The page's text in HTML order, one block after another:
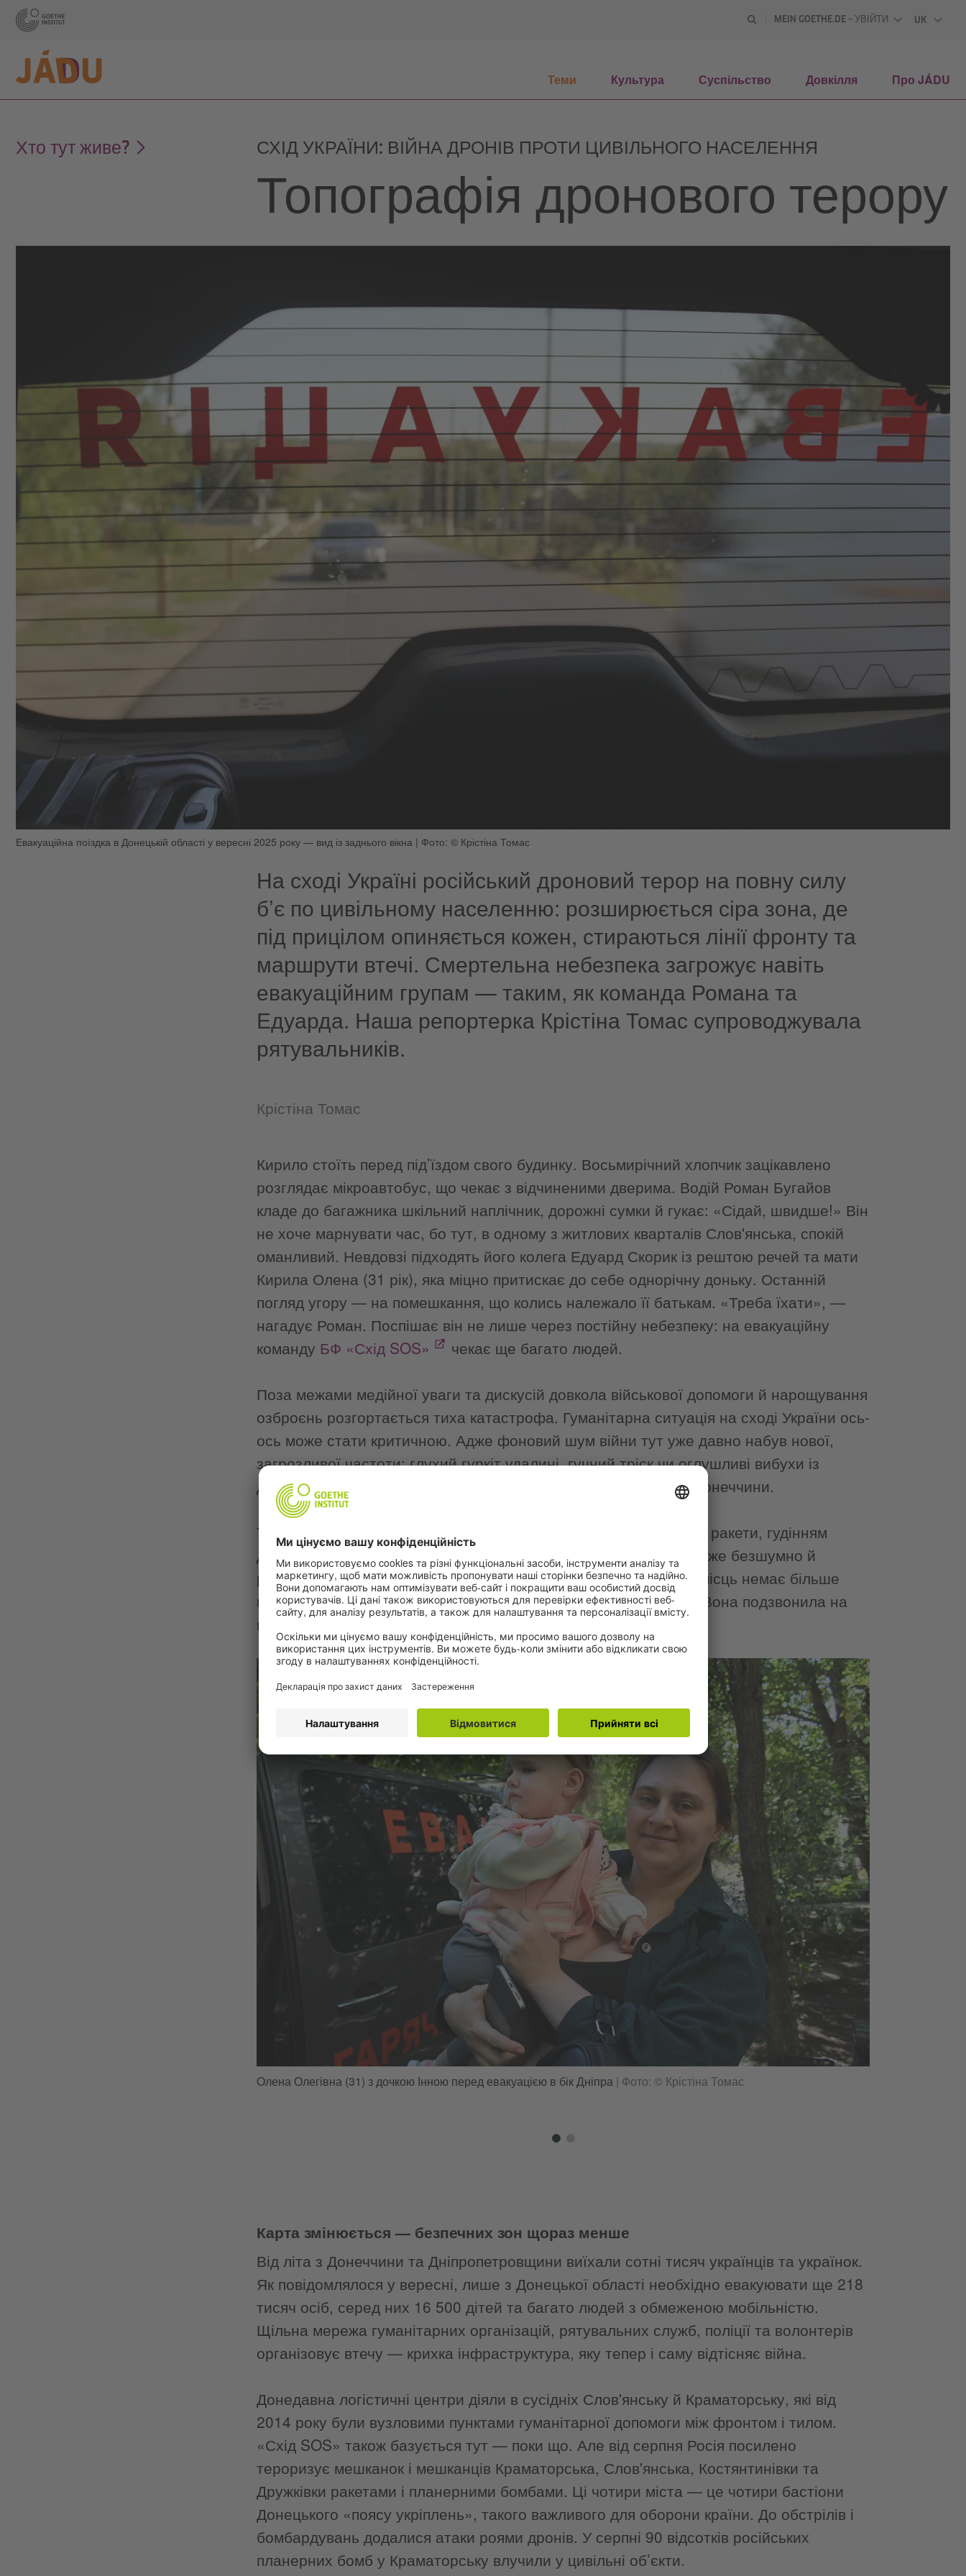
MEIN GOETHE.DE – УВІЙТИ
UK
Теми Культура Суспільство Довкілля Про JÁDU
Хто тут живе? СХІД УКРАЇНИ: ВІЙНА ДРОНІВ ПРОТИ ЦИВІЛЬНОГО НАСЕЛЕННЯ
Топографія дронового терору
Евакуаційна поїздка в Донецькій області у вересні 2025 року — вид із заднього вікна | Фото: © Крістіна Томас
На сході Україні російський дроновий терор на повну силу
б’є по цивільному населенню: розширюється сіра зона, де
під прицілом опиняється кожен, стираються лінії фронту та
маршрути втечі. Смертельна небезпека загрожує навіть
евакуаційним групам — таким, як команда Романа та
Едуарда. Наша репортерка Крістіна Томас супроводжувала
рятувальників.
Крістіна Томас
Кирило стоїть перед під’їздом свого будинку. Восьмирічний хлопчик зацікавлено
розглядає мікроавтобус, що чекає з відчиненими дверима. Водій Роман Бугайов
кладе до багажника шкільний наплічник, дорожні сумки й гукає: «Сідай, швидше!» Він
не хоче марнувати час, бо тут, в одному з житлових кварталів Слов'янська, спокій
оманливий. Невдовзі підходять його колега Едуард Скорик із рештою речей та мати
Кирила Олена (31 рік), яка міцно притискає до себе однорічну доньку. Останній
погляд угору — на помешкання, що колись належало її батькам. «Треба їхати», —
нагадує Роман. Поспішає він не лише через постійну небезпеку: на евакуаційну
команду БФ «Схід SOS» чекає ще багато людей.
Поза межами медійної уваги та дискусій довкола військової допомоги й нарощування
озброєнь розгортається тиха катастрофа. Гуманітарна ситуація на сході України ось-
ось може стати критичною. Адже фоновий шум війни тут уже давно набув нової,
загрозливої частоти: глухий гуркіт удалині, гучний тріск чи оглушливі вибухи із
дедалі коротшими інтервалами стрясають селами й містами Донеччини.
Так було й того вересневого тижня у Слов'янську. Між свистом ракети, гудінням
дрону й вибухом — лічені секунди. Планерні бомби летять майже безшумно й
розриваються без попередження. Зрозуміло одне: безпечних місць немає більше
ніде. У якийсь момент для Олени ситуація стала нестерпною. Вона подзвонила на
гарячу лінію з евакуації, наважившись на крок у невідомість.
Олена Олегівна (31) з дочкою Інною перед евакуацією в бік Дніпра | Фото: © Крістіна Томас
Карта змінюється — безпечних зон щораз менше
Від літа з Донеччини та Дніпропетровщини виїхали сотні тисяч українців та українок.
Як повідомлялося у вересні, лише з Донецької області необхідно евакуювати ще 218
тисяч осіб, серед них 16 500 дітей та багато людей з обмеженою мобільністю.
Щільна мережа гуманітарних організацій, рятувальних служб, поліції та волонтерів
організовує втечу — крихка інфраструктура, яку тепер і саму відтісняє війна.
Донедавна логістичні центри діяли в сусідніх Слов'янську й Краматорську, які від
2014 року були вузловими пунктами гуманітарної допомоги між фронтом і тилом.
«Схід SOS» також базується тут — поки що. Але від серпня Росія посилено
тероризує мешканок і мешканців Краматорська, Слов'янська, Костянтинівки та
Дружківки ракетами і планерними бомбами. Ці чотири міста — це чотири бастіони
Донецького «поясу укріплень», такого важливого для оборони країни. До обстрілів і
бомбардувань додалися атаки роями дронів. У серпні 90 відсотків російських
планерних бомб у Краматорську влучили у цивільні об’єкти.